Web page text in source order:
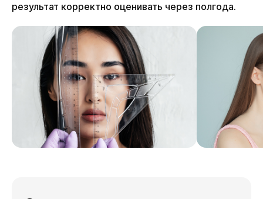
результат корректно оценивать через полгода.